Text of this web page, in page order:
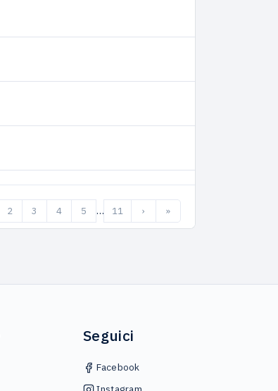
2 3 4 5 … 11 › »
Seguici
Facebook